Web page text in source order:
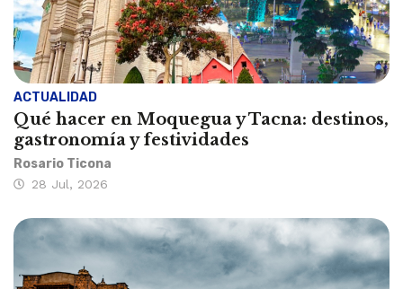
ACTUALIDAD
Qué hacer en Moquegua y Tacna: destinos,
gastronomía y festividades
Rosario Ticona
28 Jul, 2026